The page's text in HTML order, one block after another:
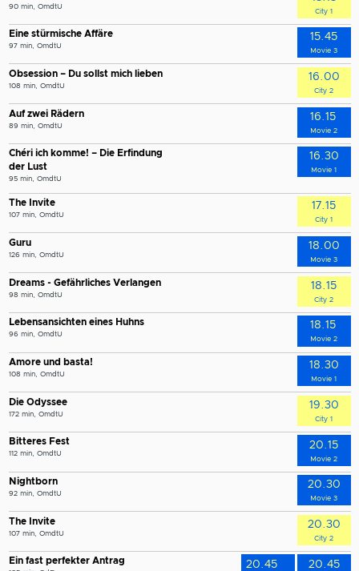
90 min, OmdtU
City 1
Eine stürmische Affäre
97 min, OmdtU
15.45
Movie 3
Obsession – Du sollst mich lieben
108 min, OmdtU
16.00
City 2
Auf zwei Rädern
89 min, OmdtU
16.15
Movie 2
Chéri ich komme! – Die Erfindung
der Lust
95 min, OmdtU
16.30
Movie 1
The Invite
107 min, OmdtU
17.15
City 1
Guru
126 min, OmdtU
18.00
Movie 3
Dreams - Gefährliches Verlangen
98 min, OmdtU
18.15
City 2
Lebensansichten eines Huhns
96 min, OmdtU
18.15
Movie 2
Amore und basta!
108 min, OmdtU
18.30
Movie 1
Die Odyssee
172 min, OmdtU
19.30
City 1
Bitteres Fest
112 min, OmdtU
20.15
Movie 2
Nightborn
92 min, OmdtU
20.30
Movie 3
The Invite
107 min, OmdtU
20.30
City 2
Ein fast perfekter Antrag 20.45 20.45